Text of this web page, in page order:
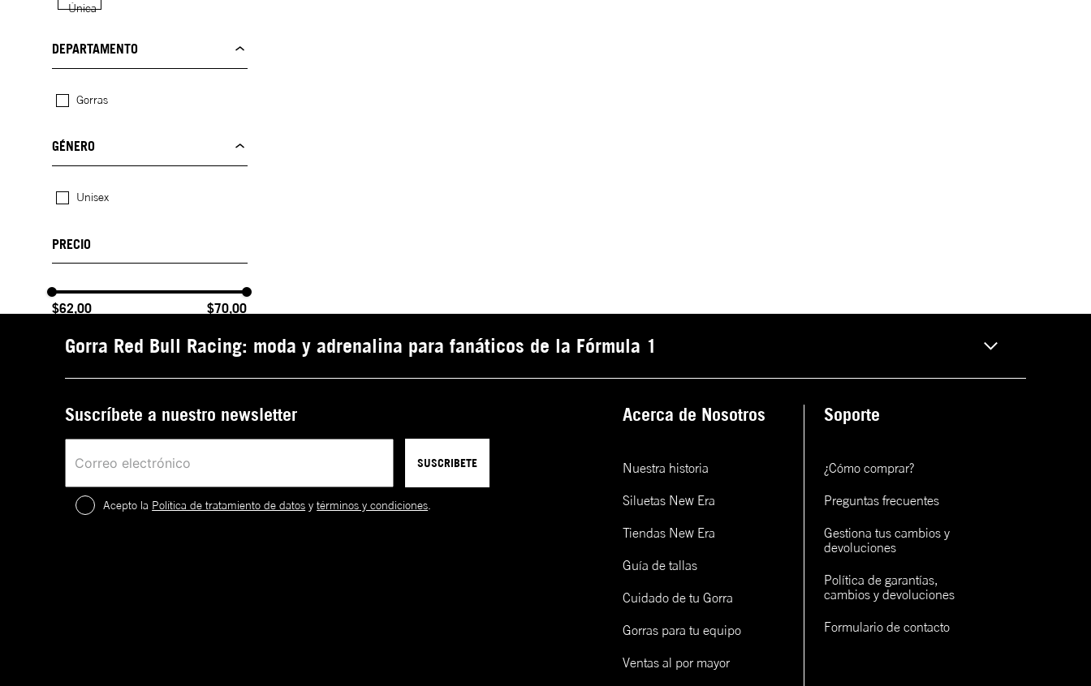
Única
DEPARTAMENTO
Gorras
GÉNERO
Unisex
$62,00 $70,00
Gorra Red Bull Racing: moda y adrenalina para fanáticos de la Fórmula 1
Suscríbete a nuestro newsletter
SUSCRIBETE
Acepto la Política de tratamiento de datos ytérminos y condiciones
Acerca de Nosotros
Nuestra historia
Siluetas New Era
Tiendas New Era
Guía de tallas
Cuidado de tu Gorra
Gorras para tu equipo
Ventas al por mayor
Soporte
¿Cómo comprar?
Preguntas frecuentes
Gestiona tus cambios y
devoluciones
Política de garantías,
cambios y devoluciones
Formulario de contacto